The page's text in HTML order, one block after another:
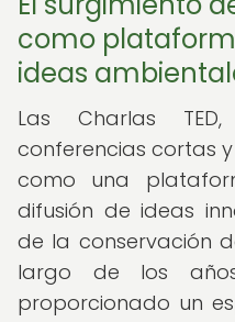
como
ideas
Las Charlas
conferencias cortas
como una
difusión de ideas
de la conservación
largo de los
proporcionado un